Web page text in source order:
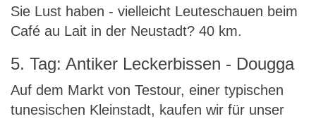
Sie Lust haben - vielleicht Leuteschauen beim
Café au Lait in der Neustadt? 40 km.
5. Tag: Antiker Leckerbissen - Dougga
Auf dem Markt von Testour, einer typischen
tunesischen Kleinstadt, kaufen wir für unser